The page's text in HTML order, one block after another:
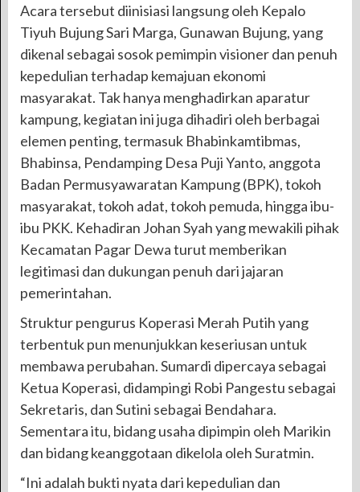
Acara tersebut diinisiasi langsung oleh Kepalo
Tiyuh Bujung Sari Marga, Gunawan Bujung, yang
dikenal sebagai sosok pemimpin visioner dan penuh
kepedulian terhadap kemajuan ekonomi
masyarakat. Tak hanya menghadirkan aparatur
kampung, kegiatan ini juga dihadiri oleh berbagai
elemen penting, termasuk Bhabinkamtibmas,
Bhabinsa, Pendamping Desa Puji Yanto, anggota
Badan Permusyawaratan Kampung (BPK), tokoh
masyarakat, tokoh adat, tokoh pemuda, hingga ibu-
ibu PKK. Kehadiran Johan Syah yang mewakili pihak
Kecamatan Pagar Dewa turut memberikan
legitimasi dan dukungan penuh dari jajaran
pemerintahan.
Struktur pengurus Koperasi Merah Putih yang
terbentuk pun menunjukkan keseriusan untuk
membawa perubahan. Sumardi dipercaya sebagai
Ketua Koperasi, didampingi Robi Pangestu sebagai
Sekretaris, dan Sutini sebagai Bendahara.
Sementara itu, bidang usaha dipimpin oleh Marikin
dan bidang keanggotaan dikelola oleh Suratmin.
“Ini adalah bukti nyata dari kepedulian dan